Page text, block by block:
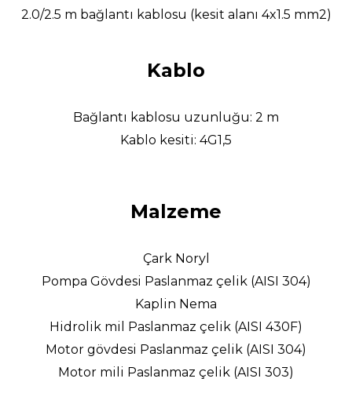
2.0/2.5 m bağlantı kablosu (kesit alanı 4x1.5 mm2)
Kablo
Bağlantı kablosu uzunluğu: 2 m
Kablo kesiti: 4G1,5
Malzeme
Çark Noryl
Pompa Gövdesi Paslanmaz çelik (AISI 304)
Kaplin Nema
Hidrolik mil Paslanmaz çelik (AISI 430F)
Motor gövdesi Paslanmaz çelik (AISI 304)
Motor mili Paslanmaz çelik (AISI 303)